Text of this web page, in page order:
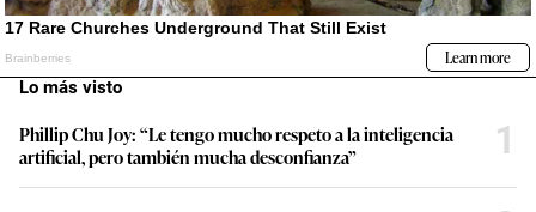
Lo más visto
Phillip Chu Joy: “Le tengo mucho respeto a la inteligencia
artificial, pero también mucha desconfianza”
1